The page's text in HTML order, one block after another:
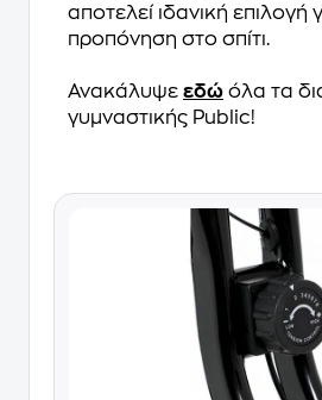
αποτελεί ιδανική επιλογή
προπόνηση στο σπίτι.
Ανακάλυψε εδώ όλα τα
γυμναστικής Public!